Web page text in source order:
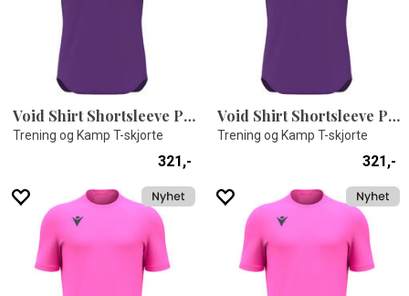
Void Shirt Shortsleeve PRP 3XS
Trening og Kamp T-skjorte
321,-
Void Shirt Shortsleeve PRP 3XL
Trening og Kamp T-skjorte
321,-